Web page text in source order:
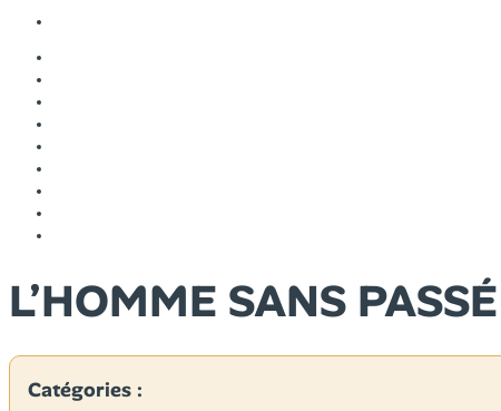
L’HOMME SANS PASSÉ
Catégories :